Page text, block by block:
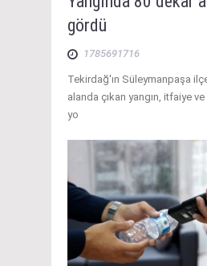
gördü
1785691716
Tekirdağ'ın Süleymanpaşa
alanda çıkan yangın, itfaiye
yo